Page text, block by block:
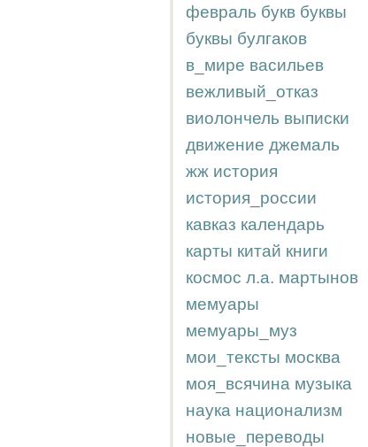
февраль букв буквы
буквы булгаков
в_мире васильев
вежливый_отказ
виолончель выписки
движение джемаль
жж история
история_россии
кавказ календарь
карты китай книги
космос л.а. мартынов
мемуары
мемуары_муз
мои_тексты москва
моя_всячина музыка
наука национализм
новые_переводы